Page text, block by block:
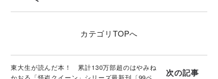
カテゴリ TOPへ
東大生が読んだ本！ 累計130万部超のはやみね
次の記事